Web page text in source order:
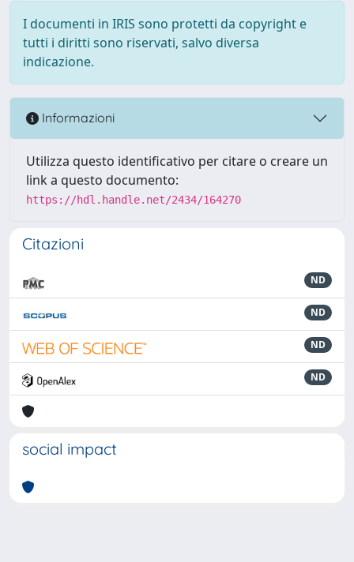
I documenti in IRIS sono protetti da copyright e
tutti i diritti sono riservati, salvo diversa
indicazione.
Informazioni
Utilizza questo identificativo per citare o creare un
link a questo documento:
https://hdl.handle.net/2434/164270
Citazioni
ND
ND
ND
ND
social impact